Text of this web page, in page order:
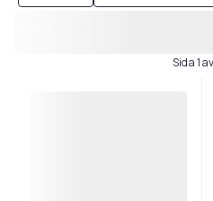
Sida 1